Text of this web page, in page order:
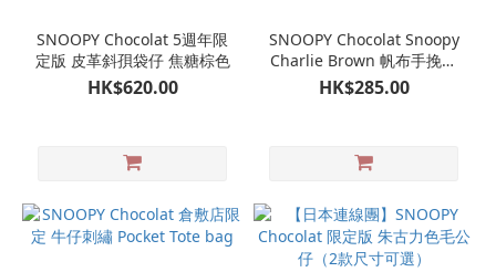
SNOOPY Chocolat 5週年限
定版 皮革斜孭袋仔 焦糖棕色
HK$620.00
SNOOPY Chocolat Snoopy
Charlie Brown 帆布手挽袋
（一個）
HK$285.00